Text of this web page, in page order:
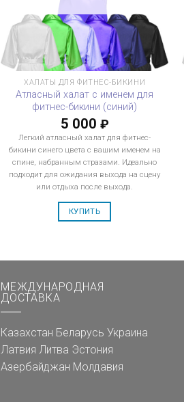
ХАЛАТЫ ДЛЯ ФИТНЕС-БИКИНИ
Атласный халат с именем для
фитнес-бикини (синий)
5 000 ₽
Легкий атласный халат для фитнес-
бикини синего цвета с вашим именем на
спине, набранным стразами. Идеально
подходит для ожидания выхода на сцену
или отдыха после выхода.
КУПИТЬ
МЕЖДУНАРОДНАЯ
ДОСТАВКА
Казахстан Беларусь Украина
Латвия Литва Эстония
Азербайджан Молдавия